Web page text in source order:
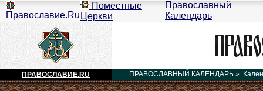
Православие.Ru
Поместные
Церкви
Православный
Календарь
ПРАВОСЛАВИЕ.RU ПРАВОСЛАВНЫЙ КАЛЕНДАРЬ »